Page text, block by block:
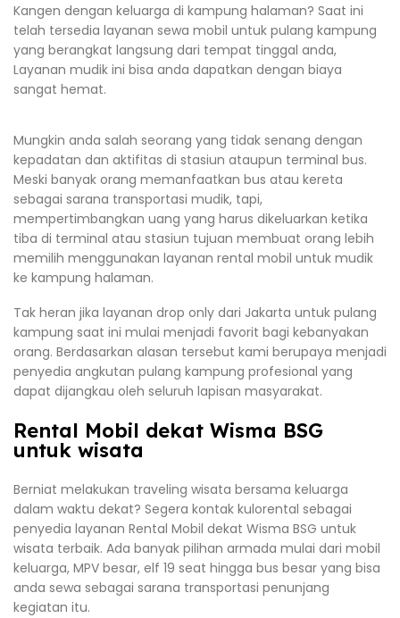
Kangen dengan keluarga di kampung halaman? Saat ini
telah tersedia layanan sewa mobil untuk pulang kampung
yang berangkat langsung dari tempat tinggal anda,
Layanan mudik ini bisa anda dapatkan dengan biaya
sangat hemat.
Mungkin anda salah seorang yang tidak senang dengan
kepadatan dan aktifitas di stasiun ataupun terminal bus.
Meski banyak orang memanfaatkan bus atau kereta
sebagai sarana transportasi mudik, tapi,
mempertimbangkan uang yang harus dikeluarkan ketika
tiba di terminal atau stasiun tujuan membuat orang lebih
memilih menggunakan layanan rental mobil untuk mudik
ke kampung halaman.
Tak heran jika layanan drop only dari Jakarta untuk pulang
kampung saat ini mulai menjadi favorit bagi kebanyakan
orang. Berdasarkan alasan tersebut kami berupaya menjadi
penyedia angkutan pulang kampung profesional yang
dapat dijangkau oleh seluruh lapisan masyarakat.
Rental Mobil dekat Wisma BSG
untuk wisata
Berniat melakukan traveling wisata bersama keluarga
dalam waktu dekat? Segera kontak kulorental sebagai
penyedia layanan Rental Mobil dekat Wisma BSG untuk
wisata terbaik. Ada banyak pilihan armada mulai dari mobil
keluarga, MPV besar, elf 19 seat hingga bus besar yang bisa
anda sewa sebagai sarana transportasi penunjang
kegiatan itu.